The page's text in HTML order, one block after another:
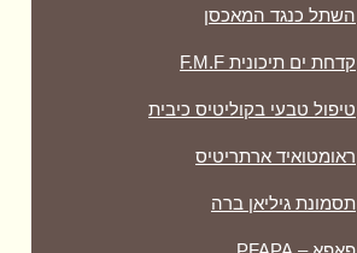
השתל כנגד המאכסן
קדחת ים תיכונית F.M.F
טיפול טבעי בקוליטיס כיבית
ראומטואיד ארתריטיס
תסמונת גיליאן ברה